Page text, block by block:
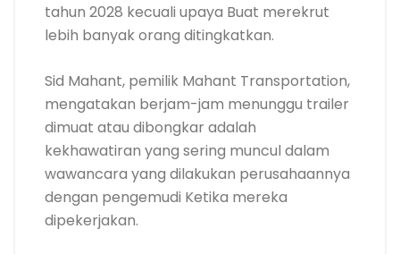
tahun 2028 kecuali upaya Buat merekrut
lebih banyak orang ditingkatkan.
Sid Mahant, pemilik Mahant Transportation,
mengatakan berjam-jam menunggu trailer
dimuat atau dibongkar adalah
kekhawatiran yang sering muncul dalam
wawancara yang dilakukan perusahaannya
dengan pengemudi Ketika mereka
dipekerjakan.